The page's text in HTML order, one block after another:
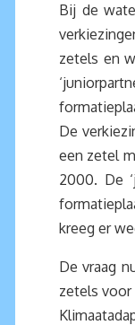
Bij de
zetels en
De
een zetel
2000. De
kreeg er
De vraag
zetels